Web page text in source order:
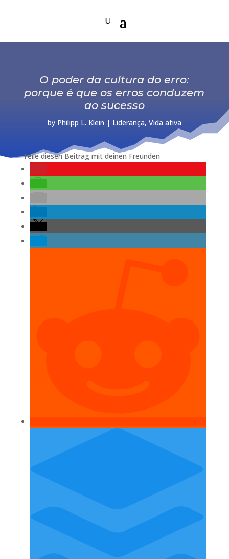
O poder da cultura do erro:
porque é que os erros conduzem
ao sucesso
by Philipp L. Klein | Liderança, Vida ativa
Teile diesen Beitrag mit deinen Freunden